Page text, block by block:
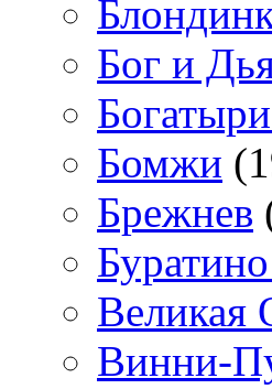
Бог и
Бомжи
Брежнев
Великая
Винни-